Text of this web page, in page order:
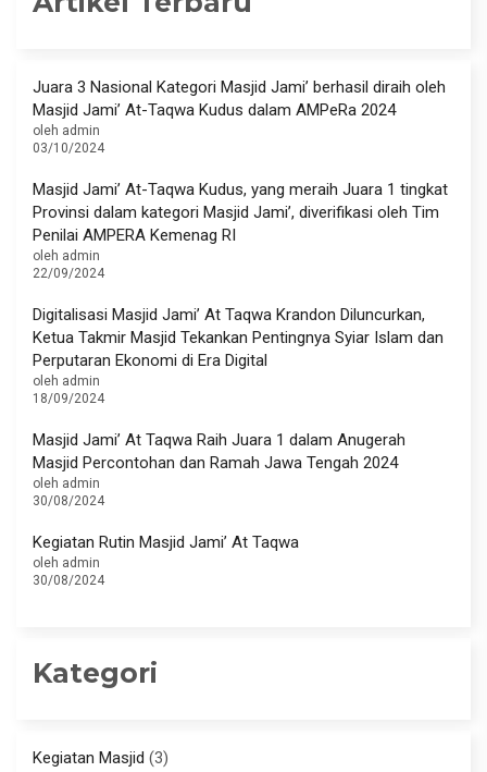
Juara 3 Nasional Kategori Masjid Jami’ berhasil diraih oleh
Masjid Jami’ At-Taqwa Kudus dalam AMPeRa 2024
oleh admin
03/10/2024
Masjid Jami’ At-Taqwa Kudus, yang meraih Juara 1 tingkat
Provinsi dalam kategori Masjid Jami’, diverifikasi oleh Tim
Penilai AMPERA Kemenag RI
oleh admin
22/09/2024
Digitalisasi Masjid Jami’ At Taqwa Krandon Diluncurkan,
Ketua Takmir Masjid Tekankan Pentingnya Syiar Islam dan
Perputaran Ekonomi di Era Digital
oleh admin
18/09/2024
Masjid Jami’ At Taqwa Raih Juara 1 dalam Anugerah
Masjid Percontohan dan Ramah Jawa Tengah 2024
oleh admin
30/08/2024
Kegiatan Rutin Masjid Jami’ At Taqwa
oleh admin
30/08/2024
Kategori
Kegiatan Masjid (3)